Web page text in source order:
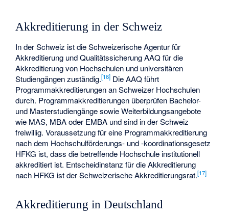
Akkreditierung in der Schweiz
In der Schweiz ist die Schweizerische Agentur für
Akkreditierung und Qualitätssicherung AAQ für die
Akkreditierung von Hochschulen und universitären
Studiengängen zuständig.[16] Die AAQ führt
Programmakkreditierungen an Schweizer Hochschulen
durch. Programmakkreditierungen überprüfen Bachelor-
und Masterstudiengänge sowie Weiterbildungsangebote
wie MAS, MBA oder EMBA und sind in der Schweiz
freiwillig. Voraussetzung für eine Programmakkreditierung
nach dem Hochschulförderungs- und -koordinationsgesetz
HFKG ist, dass die betreffende Hochschule institutionell
akkreditiert ist. Entscheidinstanz für die Akkreditierung
nach HFKG ist der Schweizerische Akkreditierungsrat.[17]
Akkreditierung in Deutschland